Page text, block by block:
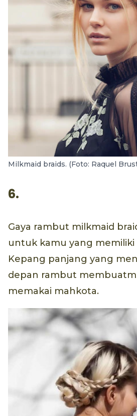
Milkmaid braids. (Foto: Raquel
6.
Gaya rambut milkmaid
untuk kamu yang
Kepang panjang yang
depan rambut
memakai mahkota.